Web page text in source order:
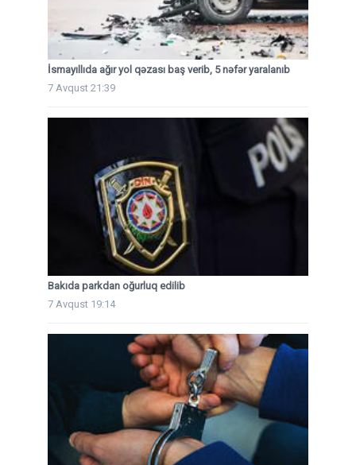
İsmayıllıda ağır yol qəzası baş verib, 5 nəfər yaralanıb
7 Avqust 21:39
Bakıda parkdan oğurluq edilib
7 Avqust 19:14